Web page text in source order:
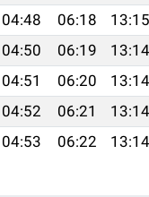
04:48 06:18 13:15
04:50 06:19 13:14
04:51 06:20 13:14
04:52 06:21 13:14
04:53 06:22 13:14